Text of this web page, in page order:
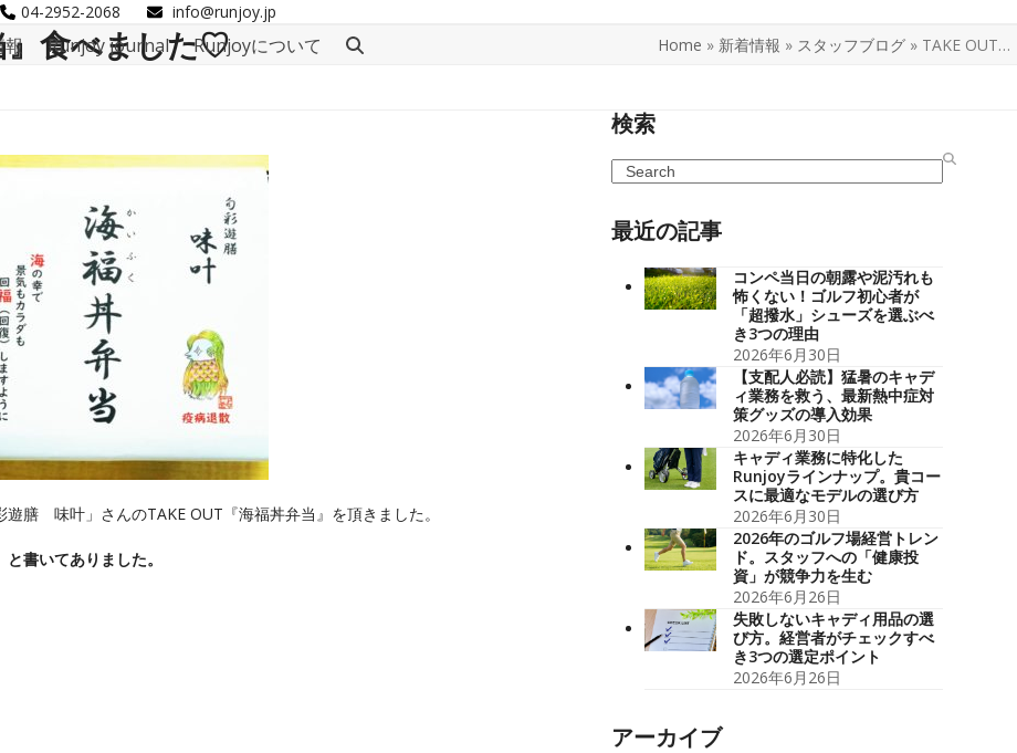
04-2952-2068 info@runjoy.jp
報 Runjoy journal Runjoyについて
』食べました♡ Home » 新着情報 » スタッフブログ» TAKE OUT…
膳 味叶」さんのTAKE OUT『海福丼弁当』を頂きました。
書いてありました。
検索
Search
最近の記事
コンペ当日の朝露や泥汚れも
怖くない！ゴルフ初心者が
「超撥水」シューズを選ぶべ
き3つの理由
2026年6月30日
【支配人必読】猛暑のキャデ
ィ業務を救う、最新熱中症対
策グッズの導入効果
2026年6月30日
キャディ業務に特化した
Runjoyラインナップ。貴コー
スに最適なモデルの選び方
2026年6月30日
2026年のゴルフ場経営トレン
ド。スタッフへの「健康投
資」が競争力を生む
2026年6月26日
失敗しないキャディ用品の選
び方。経営者がチェックすべ
き3つの選定ポイント
2026年6月26日
アーカイブ